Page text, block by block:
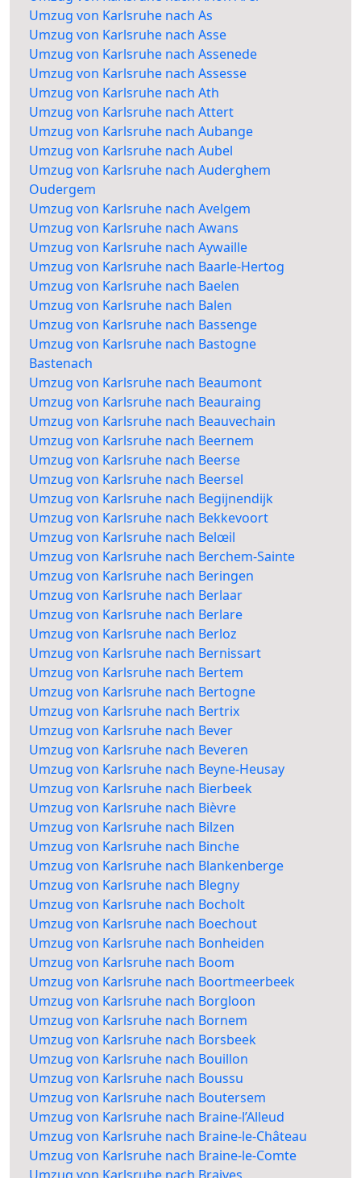
Umzug von Karlsruhe nach As
Umzug von Karlsruhe nach Asse
Umzug von Karlsruhe nach Assenede
Umzug von Karlsruhe nach Assesse
Umzug von Karlsruhe nach Ath
Umzug von Karlsruhe nach Attert
Umzug von Karlsruhe nach Aubange
Umzug von Karlsruhe nach Aubel
Umzug von Karlsruhe nach Auderghem
Oudergem
Umzug von Karlsruhe nach Avelgem
Umzug von Karlsruhe nach Awans
Umzug von Karlsruhe nach Aywaille
Umzug von Karlsruhe nach Baarle-Hertog
Umzug von Karlsruhe nach Baelen
Umzug von Karlsruhe nach Balen
Umzug von Karlsruhe nach Bassenge
Umzug von Karlsruhe nach Bastogne
Bastenach
Umzug von Karlsruhe nach Beaumont
Umzug von Karlsruhe nach Beauraing
Umzug von Karlsruhe nach Beauvechain
Umzug von Karlsruhe nach Beernem
Umzug von Karlsruhe nach Beerse
Umzug von Karlsruhe nach Beersel
Umzug von Karlsruhe nach Begijnendijk
Umzug von Karlsruhe nach Bekkevoort
Umzug von Karlsruhe nach Belœil
Umzug von Karlsruhe nach Berchem-Sainte
Umzug von Karlsruhe nach Beringen
Umzug von Karlsruhe nach Berlaar
Umzug von Karlsruhe nach Berlare
Umzug von Karlsruhe nach Berloz
Umzug von Karlsruhe nach Bernissart
Umzug von Karlsruhe nach Bertem
Umzug von Karlsruhe nach Bertogne
Umzug von Karlsruhe nach Bertrix
Umzug von Karlsruhe nach Bever
Umzug von Karlsruhe nach Beveren
Umzug von Karlsruhe nach Beyne-Heusay
Umzug von Karlsruhe nach Bierbeek
Umzug von Karlsruhe nach Bièvre
Umzug von Karlsruhe nach Bilzen
Umzug von Karlsruhe nach Binche
Umzug von Karlsruhe nach Blankenberge
Umzug von Karlsruhe nach Blegny
Umzug von Karlsruhe nach Bocholt
Umzug von Karlsruhe nach Boechout
Umzug von Karlsruhe nach Bonheiden
Umzug von Karlsruhe nach Boom
Umzug von Karlsruhe nach Boortmeerbeek
Umzug von Karlsruhe nach Borgloon
Umzug von Karlsruhe nach Bornem
Umzug von Karlsruhe nach Borsbeek
Umzug von Karlsruhe nach Bouillon
Umzug von Karlsruhe nach Boussu
Umzug von Karlsruhe nach Boutersem
Umzug von Karlsruhe nach Braine-l’Alleud
Umzug von Karlsruhe nach Braine-le-Château
Umzug von Karlsruhe nach Braine-le-Comte